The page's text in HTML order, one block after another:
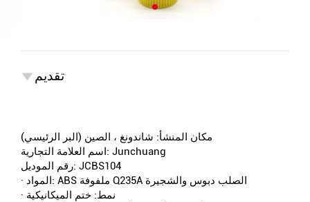
تقديم
مكان المنشأ: شاندونغ ، الصين (البر الرئيسي)
اسم العلامة التجارية: Junchuang
رقم الموديل: JCBS104
· المواد: ABS ملفوفة Q235A الصلب دبوس والشجيرة
· نمط: ختم الميكانيكية